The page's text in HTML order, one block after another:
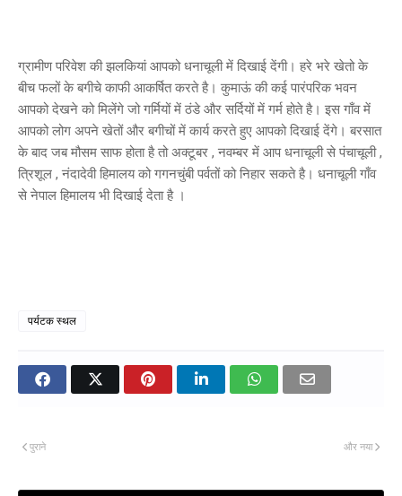
ग्रामीण परिवेश की झलकियां आपको धनाचूली में दिखाई देंगी। हरे भरे खेतो के
बीच फलों के बगीचे काफी आकर्षित करते है। कुमाऊं की कई पारंपरिक भवन
आपको देखने को मिलेंगे जो गर्मियों में ठंडे और सर्दियों में गर्म होते है। इस गाँव में
आपको लोग अपने खेतों और बगीचों में कार्य करते हुए आपको दिखाई देंगे। बरसात
के बाद जब मौसम साफ होता है तो अक्टूबर , नवम्बर में आप धनाचूली से पंचाचूली ,
त्रिशूल , नंदादेवी हिमालय को गगनचुंबी पर्वतों को निहार सकते है। धनाचूली गाँव
से नेपाल हिमालय भी दिखाई देता है ।
पर्यटक स्थल
और नया
पुराने